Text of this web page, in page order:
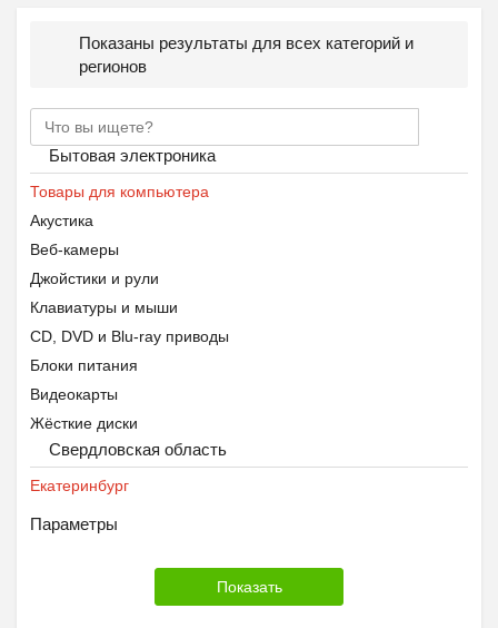
Показаны результаты для всех категорий и
регионов
Бытовая электроника
Товары для компьютера
Акустика
Веб-камеры
Джойстики и рули
Клавиатуры и мыши
CD, DVD и Blu-ray приводы
Блоки питания
Видеокарты
Жёсткие диски
Звуковые карты
Контроллеры
Материнские платы
Оперативная память
Свердловская область
Екатеринбург
Параметры